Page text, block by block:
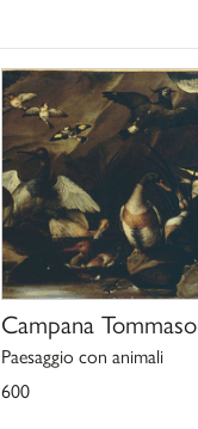
Campana Tommaso
Paesaggio con animali
600